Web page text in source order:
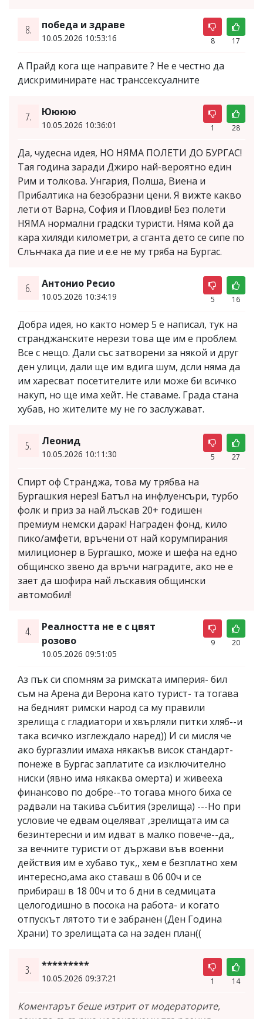
8. победа и здраве
10.05.2026 10:53:16 8 17
А Прайд кога ще направите ? Не е честно да
дискриминирате нас транссексуалните
7. Юююю
10.05.2026 10:36:01 1 28
Да, чудесна идея, НО НЯМА ПОЛЕТИ ДО БУРГАС!
Тая година заради Джиро най-вероятно един
Рим и толкова. Унгария, Полша, Виена и
Прибалтика на безобразни цени. Я вижте какво
лети от Варна, София и Пловдив! Без полети
НЯМА нормални градски туристи. Няма кой да
кара хиляди километри, а сганта дето се сипе по
Слънчака да пие и е.е не му тряба на Бургас.
6. Антонио Ресио
10.05.2026 10:34:19 5 16
Добра идея, но както номер 5 е написал, тук на
странджанските нерези това ще им е проблем.
Все с нещо. Дали със затворени за някой и друг
ден улици, дали ще им вдига шум, дсли няма да
им харесват посетителите или може би всичко
накуп, но ще има хейт. Не ставаме. Града стана
хубав, но жителите му не го заслужават.
5. Леонид
10.05.2026 10:11:30 5 27
Спирт оф Странджа, това му трябва на
Бургашкия нерез! Батъл на инфлуенсъри, турбо
фолк и приз за най лъскав 20+ годишен
премиум немски дарак! Награден фонд, кило
пико/амфети, връчени от най корумпирания
милиционер в Бургашко, може и шефа на едно
общинско звено да връчи наградите, ако не е
зает да шофира най лъскавия общински
автомобил!
4.
Реалността не е с цвят
розово
10.05.2026 09:51:05
9 20
Аз пък си спомням за римската империя- бил
съм на Арена ди Верона като турист- та тогава
на бедният римски народ са му правили
зрелища с гладиатори и хвърляли питки хляб--и
така всичко изглеждало наред)) И си мисля че
ако бургазлии имаха някакъв висок стандарт-
понеже в Бургас заплатите са изключително
ниски (явно има някаква омерта) и живееха
финансово по добре--то тогава много биха се
радвали на такива събития (зрелища) ---Но при
условие че едвам оцеляват ,зрелищата им са
безинтересни и им идват в малко повече--да,,
за вечните туристи от държави във военни
действия им е хубаво тук,, хем е безплатно хем
интересно,ама ако ставаш в 06 00ч и се
прибираш в 18 00ч и то 6 дни в седмицата
целогодишно в посока на работа- и когато
отпускът лятото ти е забранен (Ден Година
Храни) то зрелищата са на заден план((
3. *********
10.05.2026 09:37:21 1 14
Коментарът беше изтрит от модераторите,